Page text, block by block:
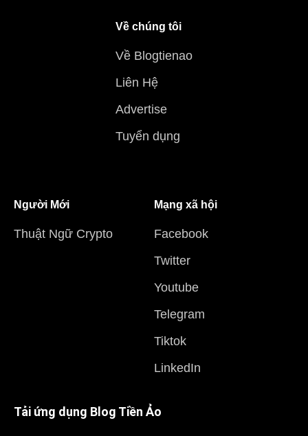
Về chúng tôi
Về Blogtienao
Liên Hệ
Advertise
Tuyển dụng
Người Mới
Thuật Ngữ Crypto
Mạng xã hội
Facebook
Twitter
Youtube
Telegram
Tiktok
LinkedIn
Tải ứng dụng Blog Tiền Ảo